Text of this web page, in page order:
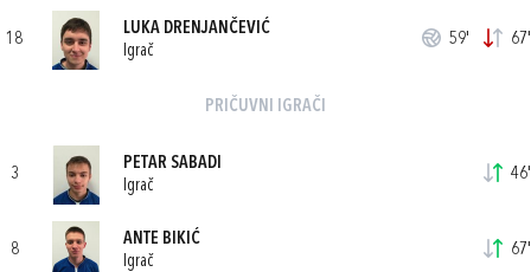
18
LUKA DRENJANČEVIĆ
Igrač
59' 67'
PRIČUVNI IGRAČI
3
PETAR SABADI
Igrač
46'
8
ANTE BIKIĆ
Igrač
67'